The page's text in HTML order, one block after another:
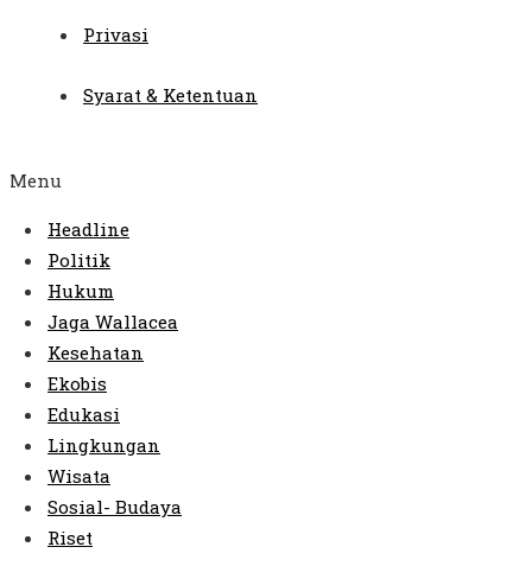
Privasi
Syarat & Ketentuan
Menu
Headline
Politik
Hukum
Jaga Wallacea
Kesehatan
Ekobis
Edukasi
Lingkungan
Wisata
Sosial- Budaya
Riset